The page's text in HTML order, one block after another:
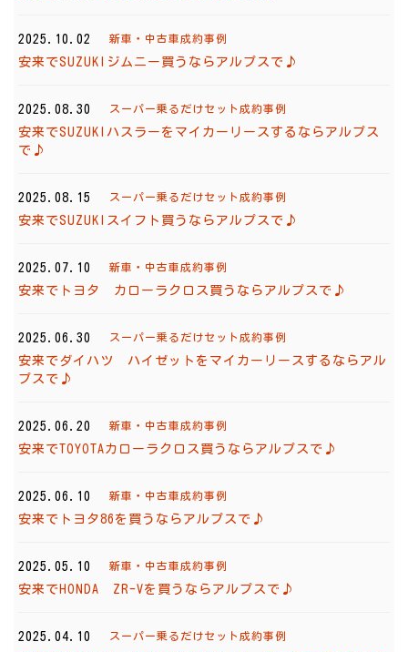
2025.10.02 新車・中古車成約事例
安来でSUZUKIジムニー買うならアルプスで♪
2025.08.30 スーパー乗るだけセット成約事例
安来でSUZUKIハスラーをマイカーリースするならアルプス
で♪
2025.08.15 スーパー乗るだけセット成約事例
安来でSUZUKIスイフト買うならアルプスで♪
2025.07.10 新車・中古車成約事例
安来でトヨタ カローラクロス買うならアルプスで♪
2025.06.30 スーパー乗るだけセット成約事例
安来でダイハツ ハイゼットをマイカーリースするならアル
プスで♪
2025.06.20 新車・中古車成約事例
安来でTOYOTAカローラクロス買うならアルプスで♪
2025.06.10 新車・中古車成約事例
安来でトヨタ86を買うならアルプスで♪
2025.05.10 新車・中古車成約事例
安来でHONDA ZR-Vを買うならアルプスで♪
2025.04.10 スーパー乗るだけセット成約事例